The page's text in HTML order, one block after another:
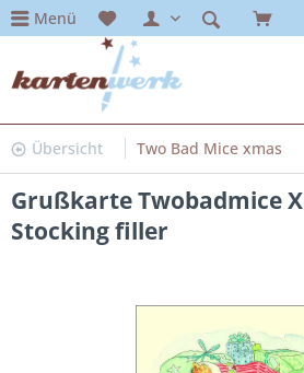
Menü
Übersicht Two Bad Mice xmas
Grußkarte Twobadmice
Stocking filler